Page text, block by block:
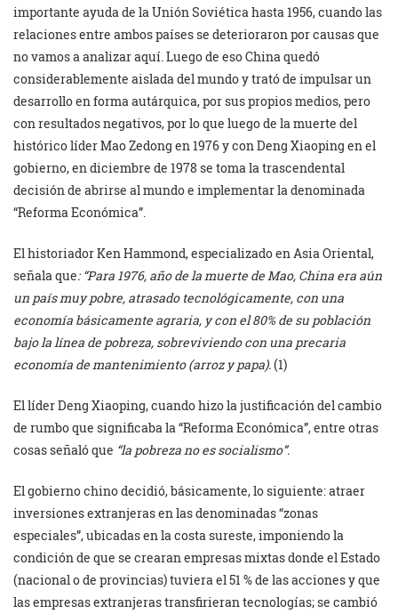
importante ayuda de la Unión Soviética hasta 1956, cuando las
relaciones entre ambos países se deterioraron por causas que
no vamos a analizar aquí. Luego de eso China quedó
considerablemente aislada del mundo y trató de impulsar un
desarrollo en forma autárquica, por sus propios medios, pero
con resultados negativos, por lo que luego de la muerte del
histórico líder Mao Zedong en 1976 y con Deng Xiaoping en el
gobierno, en diciembre de 1978 se toma la trascendental
decisión de abrirse al mundo e implementar la denominada
“Reforma Económica”.
El historiador Ken Hammond, especializado en Asia Oriental,
señala que: “Para 1976, año de la muerte de Mao, China era aún
un país muy pobre, atrasado tecnológicamente, con una
economía básicamente agraria, y con el 80% de su población
bajo la línea de pobreza, sobreviviendo con una precaria
economía de mantenimiento (arroz y papa).(1)
El líder Deng Xiaoping, cuando hizo la justificación del cambio
de rumbo que significaba la “Reforma Económica”, entre otras
cosas señaló que “la pobreza no es socialismo”.
El gobierno chino decidió, básicamente, lo siguiente: atraer
inversiones extranjeras en las denominadas “zonas
especiales”, ubicadas en la costa sureste, imponiendo la
condición de que se crearan empresas mixtas donde el Estado
(nacional o de provincias) tuviera el 51 % de las acciones y que
las empresas extranjeras transfirieran tecnologías; se cambió